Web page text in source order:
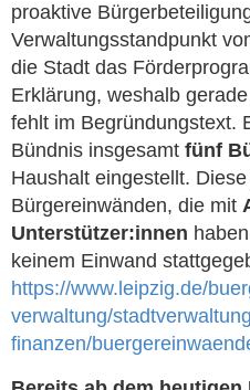
proaktive
Verwaltungsstandpunkt
die Stadt das
Erklärung, weshalb
fehlt im Begründungstext.
Bündnis insgesamt fünf
Haushalt eingestellt.
Bürgereinwänden, die mit
Unterstützer:innen
keinem Einwand
https://www.leipzig.de/
verwaltung/
finanzen/